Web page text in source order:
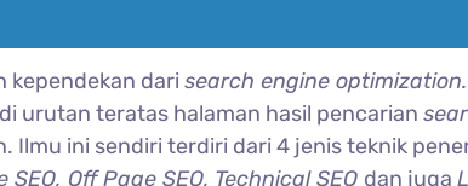
kependekan dari search engine optimization.
urutan teratas halaman hasil pencarian
ini sendiri terdiri dari 4 jenis teknik
SEO, Off Page SEO, Technical SEO dan juga